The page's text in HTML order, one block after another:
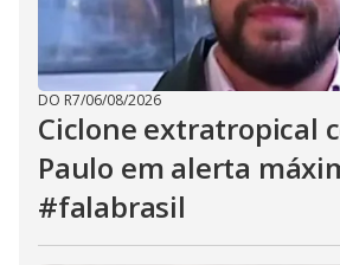
DO R7/06/08/2026
Ciclone extratropical
Paulo em alerta
#falabrasil